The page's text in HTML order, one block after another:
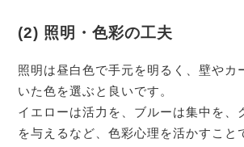
(2) 照明・色彩の工夫
照明は昼白色で手元を明るく、壁やカ
いた色を選ぶと良いです。
イエローは活力を、ブルーは集中を、
を与えるなど、色彩心理を活かすこと